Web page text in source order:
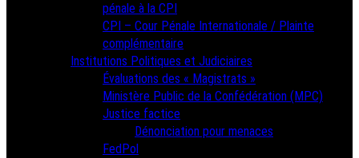
pénale à la CPI
CPI – Cour Pénale Internationale / Plainte
complémentaire
Institutions Politiques et Judiciaires
Évaluations des « Magistrats »
Ministère Public de la Confédération (MPC)
Justice factice
Dénonciation pour menaces
FedPol